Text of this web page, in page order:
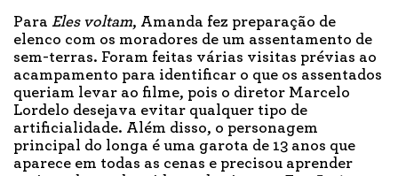
Para Eles voltam, Amanda fez preparação de
elenco com os moradores de um assentamento de
sem-terras. Foram feitas várias visitas prévias ao
acampamento para identificar o que os assentados
queriam levar ao filme, pois o diretor Marcelo
Lordelo desejava evitar qualquer tipo de
artificialidade. Além disso, o personagem
principal do longa é uma garota de 13 anos que
aparece em todas as cenas e precisou aprender